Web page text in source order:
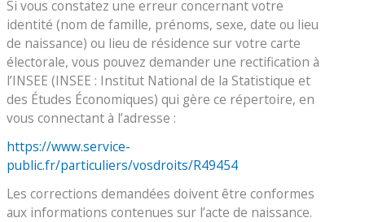
Si vous constatez une erreur concernant votre
identité (nom de famille, prénoms, sexe, date ou lieu
de naissance) ou lieu de résidence sur votre carte
électorale, vous pouvez demander une rectification à
l’INSEE (INSEE : Institut National de la Statistique et
des Études Économiques) qui gère ce répertoire, en
vous connectant à l’adresse :
https://www.service-
public.fr/particuliers/vosdroits/R49454
Les corrections demandées doivent être conformes
aux informations contenues sur l’acte de naissance.